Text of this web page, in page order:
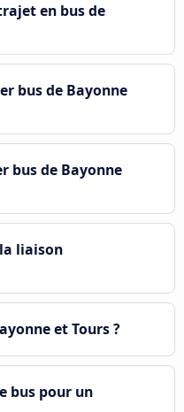
en bus de
bus de Bayonne
bus de Bayonne
liaison
et Tours ?
bus pour un